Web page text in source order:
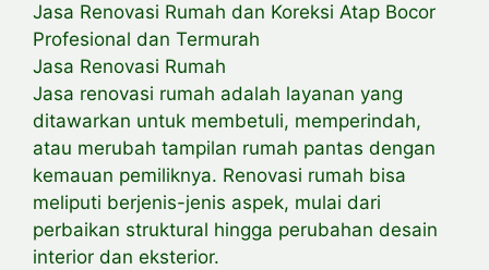
Jasa Renovasi Rumah dan Koreksi Atap Bocor
Profesional dan Termurah
Jasa Renovasi Rumah
Jasa renovasi rumah adalah layanan yang
ditawarkan untuk membetuli, memperindah,
atau merubah tampilan rumah pantas dengan
kemauan pemiliknya. Renovasi rumah bisa
meliputi berjenis-jenis aspek, mulai dari
perbaikan struktural hingga perubahan desain
interior dan eksterior.